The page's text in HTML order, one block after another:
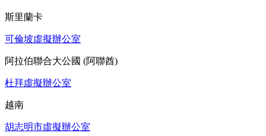
斯里蘭卡
可倫坡虛擬辦公室
阿拉伯聯合大公國 (阿聯酋)
杜拜虛擬辦公室
越南
胡志明市虛擬辦公室